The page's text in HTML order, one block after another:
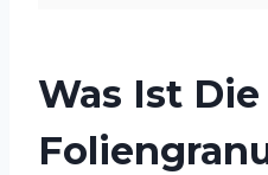
Was Ist Die